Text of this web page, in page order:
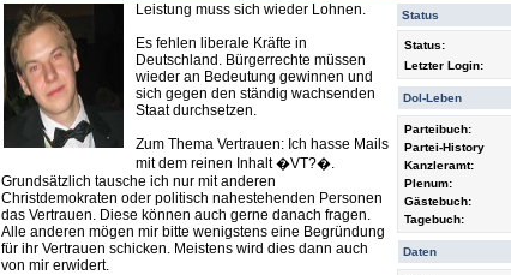
Status
Status:
Letzter Login:
Dol-Leben
Parteibuch:
Partei-History
Kanzleramt:
Plenum:
Gästebuch:
Tagebuch:
Daten
Leistung muss sich wieder Lohnen.
Es fehlen liberale Kräfte in
Deutschland. Bürgerrechte müssen
wieder an Bedeutung gewinnen und
sich gegen den ständig wachsenden
Staat durchsetzen.
Zum Thema Vertrauen: Ich hasse Mails
mit dem reinen Inhalt �VT?�.
Grundsätzlich tausche ich nur mit anderen
Christdemokraten oder politisch nahestehenden Personen
das Vertrauen. Diese können auch gerne danach fragen.
Alle anderen mögen mir bitte wenigstens eine Begründung
für ihr Vertrauen schicken. Meistens wird dies dann auch
von mir erwidert.